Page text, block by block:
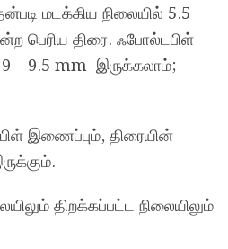
மடக்கிய நிலையில் 5.5
பெரிய திரை. ஃபோல்டபிள்
– 9.5 mm இருக்கலாம்;
இணைப்பும், திரையின்
திறக்கப்பட்ட நிலையிலும்